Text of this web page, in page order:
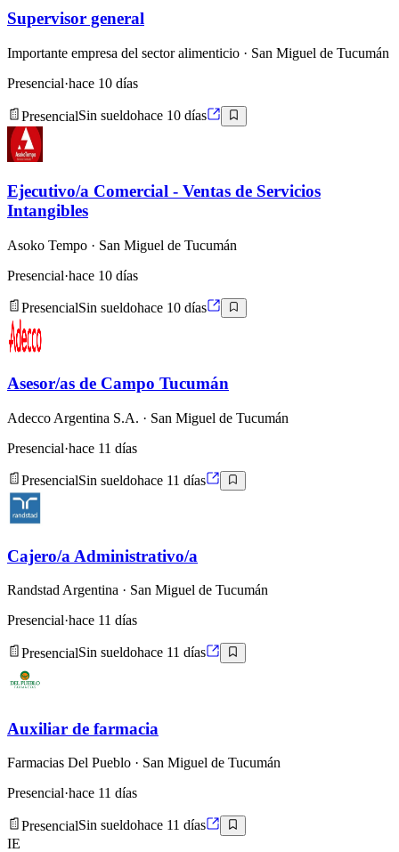
Supervisor general
Importante empresa del sector alimenticio · San Miguel de Tucumán
Presencial·hace 10 días
PresencialSin sueldohace 10 días
Ejecutivo/a Comercial - Ventas de Servicios
Intangibles
Asoko Tempo · San Miguel de Tucumán
Presencial·hace 10 días
PresencialSin sueldohace 10 días
Asesor/as de Campo Tucumán
Adecco Argentina S.A. · San Miguel de Tucumán
Presencial·hace 11 días
PresencialSin sueldohace 11 días
Cajero/a Administrativo/a
Randstad Argentina · San Miguel de Tucumán
Presencial·hace 11 días
PresencialSin sueldohace 11 días
Auxiliar de farmacia
Farmacias Del Pueblo · San Miguel de Tucumán
Presencial·hace 11 días
PresencialSin sueldohace 11 días
IE